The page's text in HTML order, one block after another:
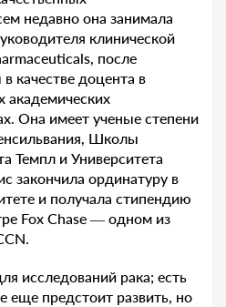
недавно она занимала
клинической
после
качестве доцента в
академических
Она имеет ученые степени
Школы
Темпл и Университета
закончила ординатуру в
и получала стипендию
Fox Chase — одном из
исследований рака; есть
еще предстоит развить, но